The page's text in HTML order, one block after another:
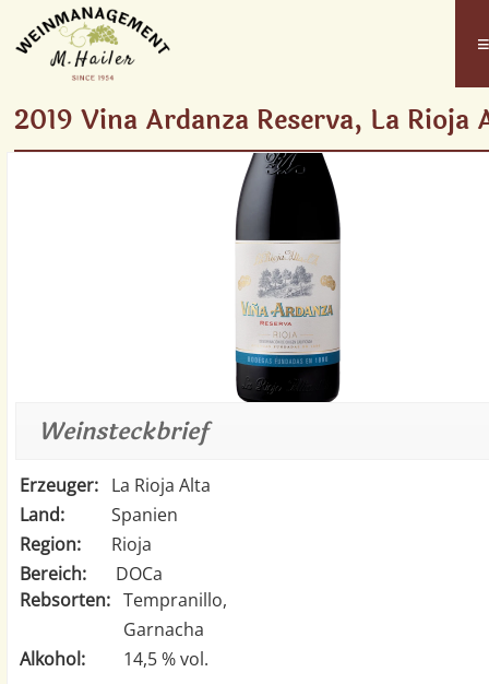
≡
2019 Vina Ardanza Reserva, La Rioja
Weinsteckbrief
Erzeuger: La Rioja Alta
Land:
Spanien
Region:
Rioja
Bereich:
DOCa
Rebsorten: Tempranillo,
Garnacha
Alkohol:
14,5 % vol.